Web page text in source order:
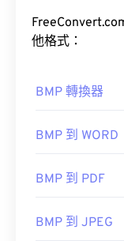
https://
開發人員：
href="https://
https://
他格式：
BMP 轉換器
BMP 到 WORD
BMP 到 PDF
BMP 到 JPEG